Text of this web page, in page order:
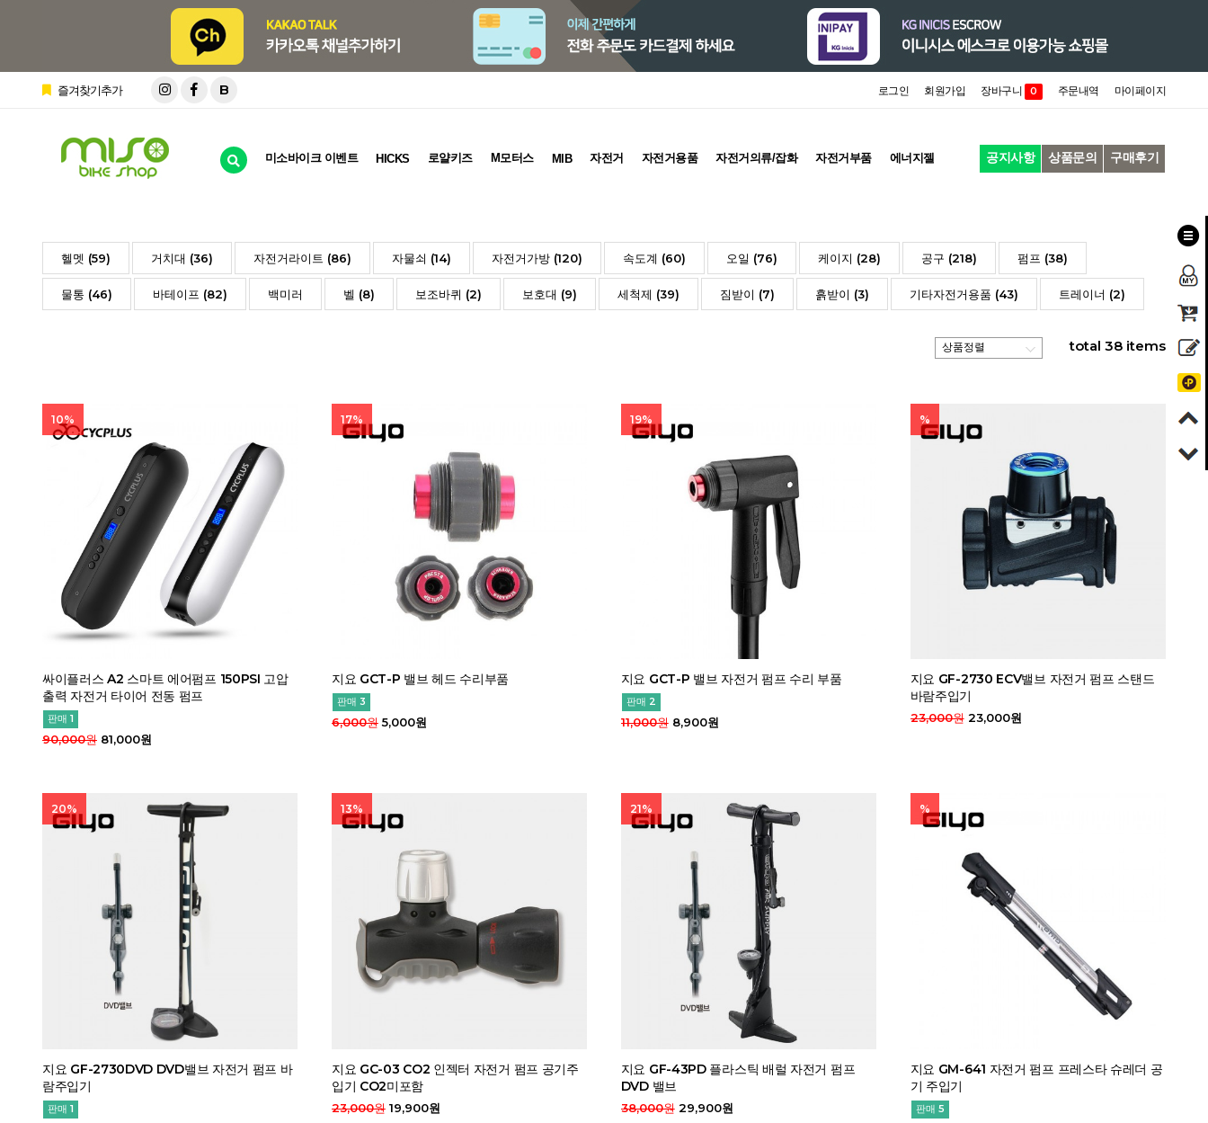
즐겨찾기추가 B 로그인 회원가입 장바구니 0 주문내역 마이페이지
미소바이크 이벤트 HICKS 로얄키즈 M모터스 MIB 자전거 자전거용품 자전거의류/잡화 자전거부품 에너지젤 공지사항 상품문의 구매후기
헬멧 (59) 거치대 (36) 자전거라이트 (86) 자물쇠 (14) 자전거가방 (120) 속도계 (60) 오일 (76) 케이지 (28) 공구 (218) 펌프 (38)
물통 (46) 바테이프 (82) 백미러 벨 (8) 보조바퀴 (2) 보호대 (9) 세척제 (39) 짐받이 (7) 흙받이 (3) 기타자전거용품 (43) 트레이너 (2)
total 38 items
싸이플러스 A2 스마트 에어펌프 150PSI 고압
출력 자전거 타이어 전동 펌프
판매 1
10%
90,000원 81,000원
지요 GCT-P 밸브 헤드 수리부품
판매 3
17%
6,000원5,000원
지요 GCT-P 밸브 자전거 펌프 수리 부품
판매 2
19%
11,000원8,900원
지요 GF-2730 ECV밸브 자전거 펌프 스탠드
바람주입기
%
23,000원23,000원
지요 GF-2730DVD DVD밸브 자전거 펌프 바
람주입기
판매 1
20%
지요 GC-03 CO2 인젝터 자전거 펌프 공기주
입기 CO2미포함
13%
23,000원19,900원
지요 GF-43PD 플라스틱 배럴 자전거 펌프
DVD 밸브
21%
38,000원29,900원
지요 GM-641 자전거 펌프 프레스타 슈레더 공
기 주입기
판매 5
%